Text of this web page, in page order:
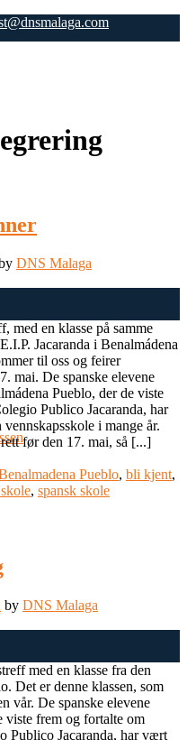
DNS Malaga
med en klasse på samme
Jacaranda i Benalmádena
til oss og feirer
mai. De spanske elevene
Pueblo, der de viste
Publico Jacaranda, har
i mange år.
før den 17. mai, så [...]
Pueblo, bli kjent,
, spansk skole
by DNS Malaga
med en klasse fra den
Det er denne klassen, som
vår. De spanske elevene
viste frem og fortalte om
Publico Jacaranda, har vært